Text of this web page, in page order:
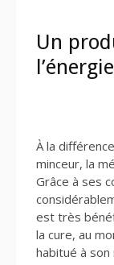
Un
l’énergie
À la
minceur, la
Grâce à ses
est très
la cure, au
habitué à son